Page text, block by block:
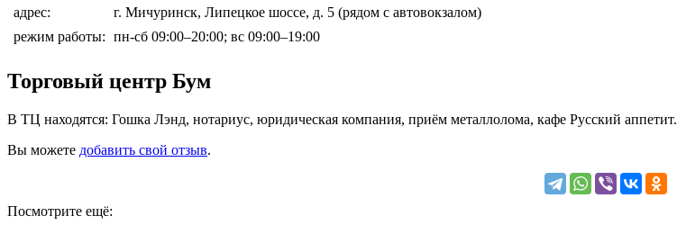
адрес:
г. Мичуринск, Липецкое шоссе, д. 5 (рядом с автовокзалом)
режим работы: пн-сб 09:00–20:00; вс 09:00–19:00
Торговый центр Бум
В ТЦ находятся: Гошка Лэнд, нотариус, юридическая компания, приём металлолома, кафе Русский аппетит.
Вы можете добавить свой отзыв.
Посмотрите ещё: